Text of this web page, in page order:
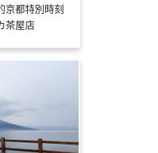
京都特別時刻
茶屋店